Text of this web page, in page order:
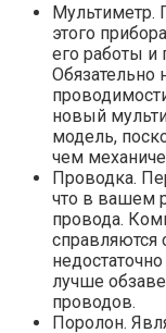
Мультиметр.
этого
его работы и
Обязательно
новый
модель,
чем
Проводка.
что в вашем
провода.
справляются
лучше
проводов.
Поролон.